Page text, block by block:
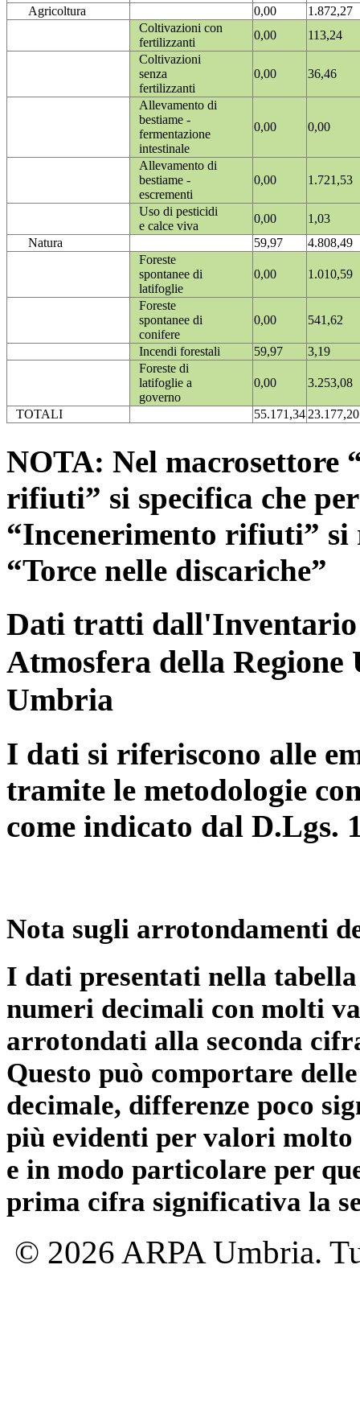
Agricoltura
0,00
1.872,27
Coltivazioni con
fertilizzanti
0,00
113,24
Coltivazioni
senza
fertilizzanti
0,00 36,46
Allevamento di
bestiame -
fermentazione
intestinale
0,00 0,00
Allevamento di
bestiame -
escrementi
0,00 1.721,53
Uso di pesticidi
e calce viva
0,00
1,03
Natura
59,97
4.808,49
Foreste
spontanee di
latifoglie
0,00 1.010,59
Foreste
spontanee di
conifere
0,00 541,62
Incendi forestali 59,97
3,19
Foreste di
latifoglie a
governo
0,00 3.253,08
TOTALI 55.171,3423.177,20
NOTA: Nel macrosettore
rifiuti” si specifica che
“Incenerimento rifiuti”
“Torce nelle discariche”
Dati tratti dall'Inventario
Atmosfera della
Umbria
I dati si riferiscono alle
tramite le metodologie
come indicato dal D.Lgs.
Nota sugli arrotondamenti
I dati presentati nella
numeri decimali con molti
arrotondati alla seconda
Questo può comportare
decimale, differenze poco
più evidenti per valori
e in modo particolare per
prima cifra significativa la
© 2026 ARPA Umbria.